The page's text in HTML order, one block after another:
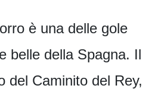
è una delle gole
belle della Spagna. Il
del Caminito del Rey,